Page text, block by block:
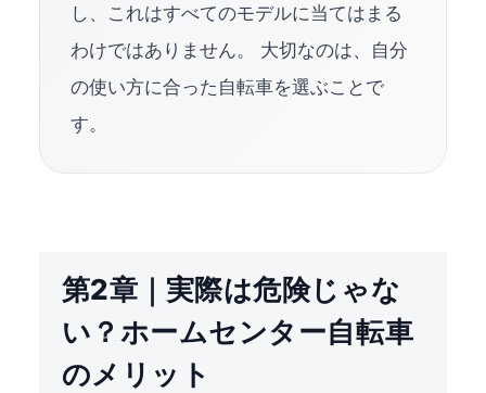
し、これはすべてのモデルに当てはまる
わけではありません。 大切なのは、自分
の使い方に合った自転車を選ぶことで
す。
第2章｜実際は危険じゃな
い？ホームセンター自転車
のメリット